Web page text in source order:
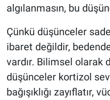
algılanmasın, bu
Çünkü düşünceler
ibaret değildir,
vardır. Bilimsel olarak
düşünceler kortizol
bağışıklığı zayıflatır,